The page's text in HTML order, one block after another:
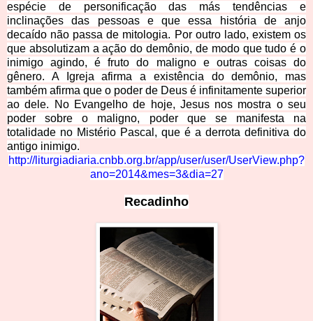
espécie de personificação das más tendências e
inclinações das pessoas e que essa história de anjo
decaído não passa de mitologia. Por outro lado, existem os
que absolutizam a ação do demônio, de modo que tudo é o
inimigo agindo, é fruto do maligno e outras coisas do
gênero. A Igreja afirma a existência do demônio, mas
também afirma que o poder de Deus é infinitamente superior
ao dele. No Evangelho de hoje, Jesus nos mostra o seu
poder sobre o maligno, poder que se manifesta na
totalidade no Mistério Pascal, que é a derrota definitiva do
antigo inimigo.
http://liturgiadiaria.cnbb.org.br/app/user/user/UserView.php?
ano=2014&mes=3&dia=27
Recadinho